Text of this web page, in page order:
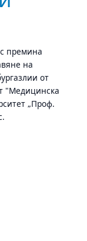
премина
на
от
"Медицинска
„Проф.